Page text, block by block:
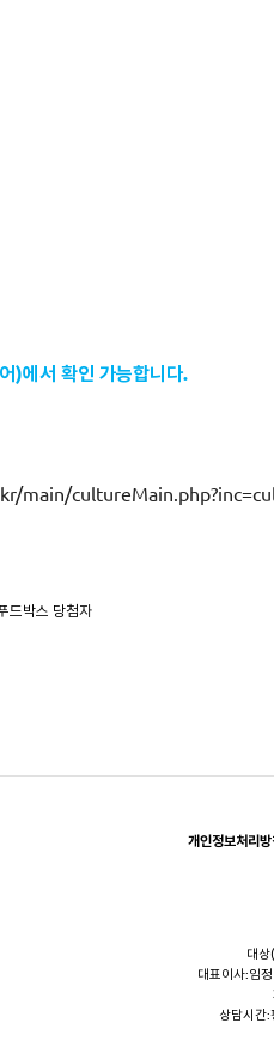
)에서 확인 가능합니다.
main/
드박스 당첨자
개인정보처리방
대상
대표이사:임정
상담시간